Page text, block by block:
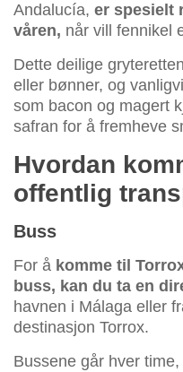
Andalucía, er spesielt
våren, når vill fennikel
Dette deilige
eller bønner, og
som bacon og magert
safran for å fremheve
Hvordan
offentlig
Buss
For å komme til
buss, kan du ta en
havnen i Málaga eller
destinasjon Torrox.
Bussene går hver